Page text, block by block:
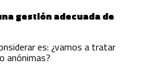
gestión adecuada de
es: ¿vamos a tratar
anónimas?